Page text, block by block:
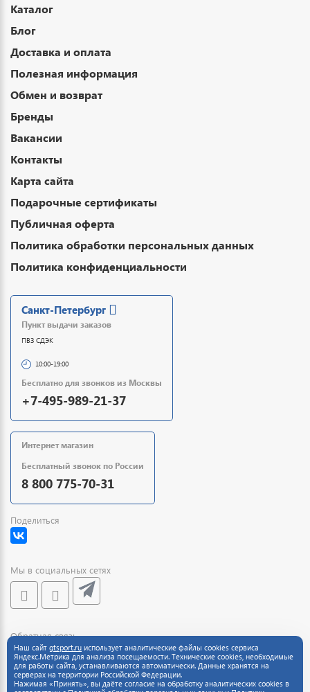
Каталог
Блог
Доставка и оплата
Полезная информация
Обмен и возврат
Бренды
Вакансии
Контакты
Карта сайта
Подарочные сертификаты
Публичная оферта
Политика обработки персональных данных
Политика конфиденциальности
Санкт-Петербург
Пункт выдачи заказов
ПВЗ СДЭК
10:00-19:00
Бесплатно для звонков из Москвы
+7-495-989-21-37
Интернет магазин
Бесплатный звонок по России
8 800 775-70-31
Поделиться
Мы в социальных сетях
Обратная связь
Наш сайт gtsport.ru использует аналитические файлы cookies сервиса
Яндекс.Метрика для анализа посещаемости. Технические cookies, необходимые
для работы сайта, устанавливаются автоматически. Данные хранятся на
серверах на территории Российской Федерации.
Нажимая «Принять», вы даёте согласие на обработку аналитических cookies в